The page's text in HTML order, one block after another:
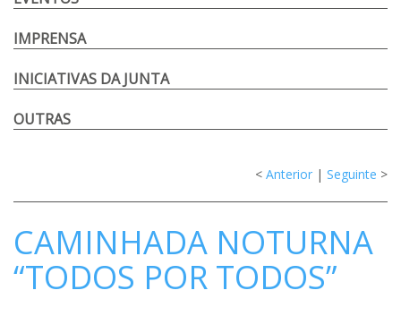
IMPRENSA
INICIATIVAS DA JUNTA
OUTRAS
< Anterior | Seguinte >
CAMINHADA NOTURNA
“TODOS POR TODOS”